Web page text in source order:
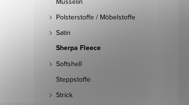
Polsterstoffe / Möbelstoffe
Satin
Sherpa Fleece
Softshell
Steppstoffe
Strick